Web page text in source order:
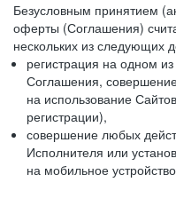
Безусловным принятием
оферты (Соглашения)
нескольких из следующих
регистрация на одном
Соглашения,
на использование
регистрации),
совершение любых
Исполнителя или
на мобильное